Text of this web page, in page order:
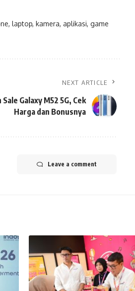
laptop, kamera, aplikasi, game
NEXT ARTICLE
Galaxy M52 5G, Cek
Harga dan Bonusnya
Leave a comment